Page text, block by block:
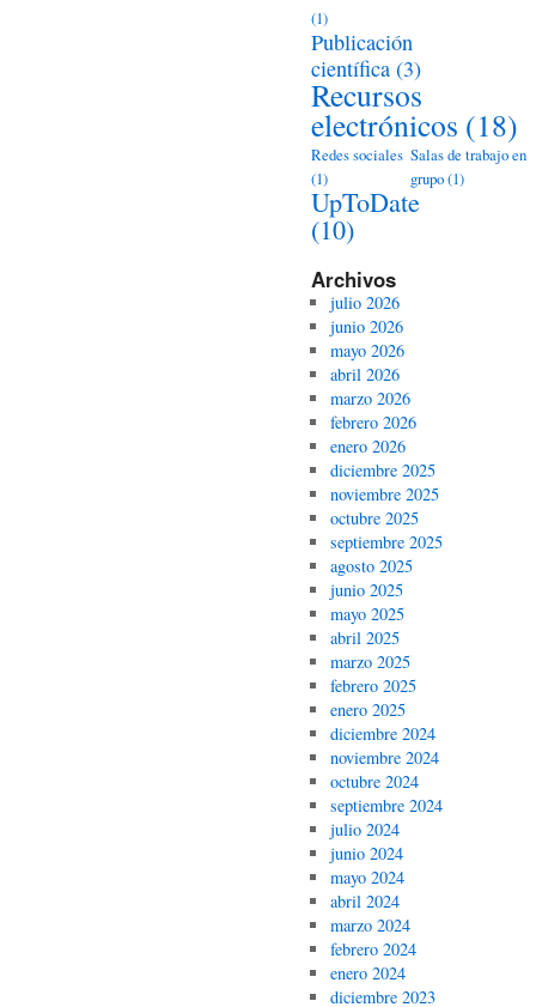
(1)
Publicación
científica (3)
Recursos
electrónicos (18)
Redes sociales
(1)
Salas de trabajo en
grupo(1)
UpToDate
(10)
Archivos
julio 2026
junio 2026
mayo 2026
abril 2026
marzo 2026
febrero 2026
enero 2026
diciembre 2025
noviembre 2025
octubre 2025
septiembre 2025
agosto 2025
junio 2025
mayo 2025
abril 2025
marzo 2025
febrero 2025
enero 2025
diciembre 2024
noviembre 2024
octubre 2024
septiembre 2024
julio 2024
junio 2024
mayo 2024
abril 2024
marzo 2024
febrero 2024
enero 2024
diciembre 2023